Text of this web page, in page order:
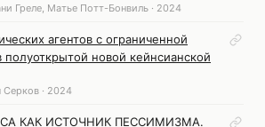
Греле, Матье Потт-Бонвиль · 2024
агентов с ограниченной
полуоткрытой новой кейнсианской
· 2024
КАК ИСТОЧНИК ПЕССИМИЗМА.